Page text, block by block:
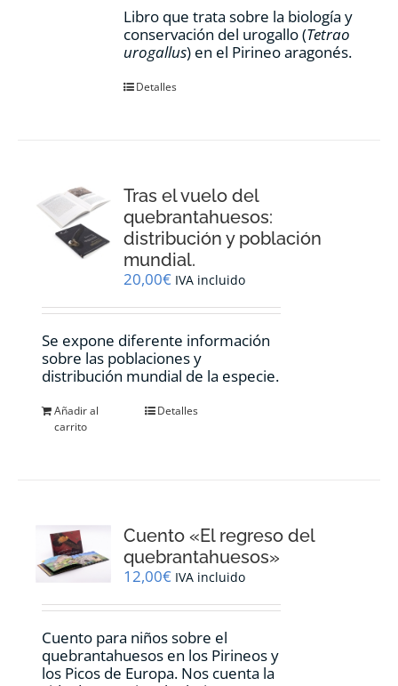
Libro que trata sobre la biología y
conservación del urogallo (Tetrao
urogallus) en el Pirineo aragonés.
Detalles
Tras el vuelo del
quebrantahuesos:
distribución y población
mundial.
20,00€ IVA incluido
Se expone diferente información
sobre las poblaciones y
distribución mundial de la especie.
Añadir al
carrito
Detalles
Cuento «El regreso del
quebrantahuesos»
12,00€ IVA incluido
Cuento para niños sobre el
quebrantahuesos en los Pirineos y
los Picos de Europa. Nos cuenta la